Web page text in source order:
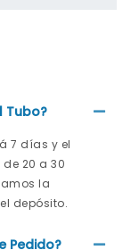
Tubo?
7 días y el
20 a 30
la
depósito.
Pedido?